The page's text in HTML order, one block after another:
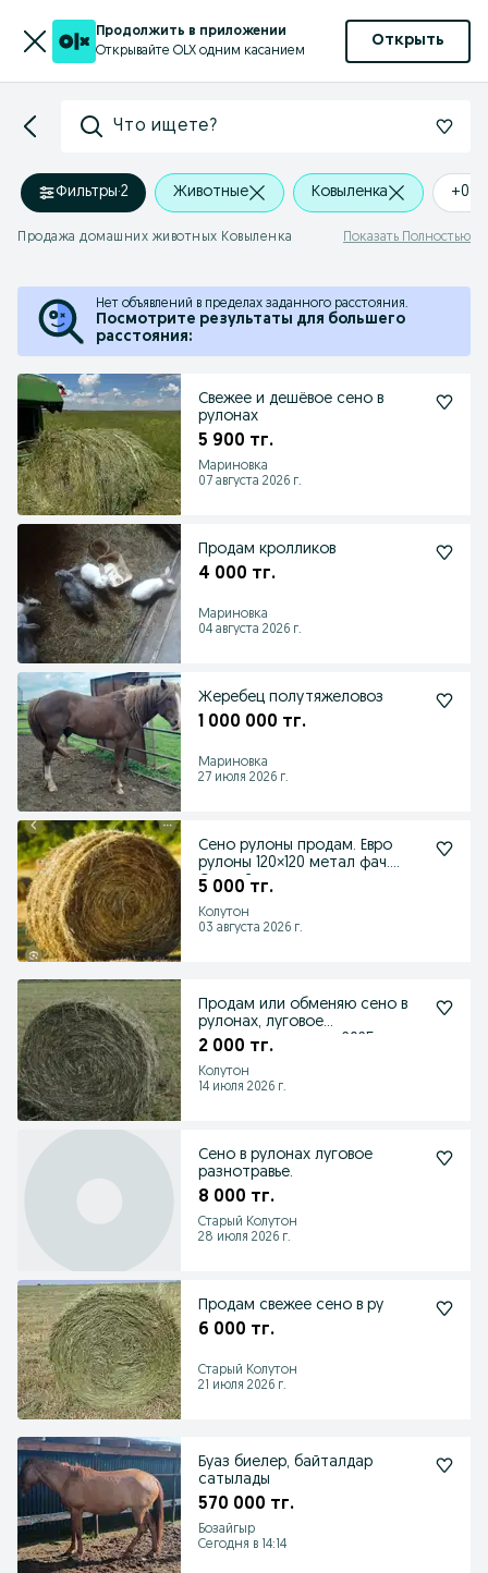
Продолжить в приложении
Открывайте OLX одним касанием
Открыть
Что ищете?
Фильтры·2 Животные Ковыленка +0
Продажа домашних животных Ковыленка Показать Полностью
Нет объявлений в пределах заданного расстояния.
Посмотрите результаты для большего
расстояния:
Свежее и дешёвое сено в
рулонах
5 900 тг.
Мариновка
07 августа 2026 г.
Продам кролликов
4 000 тг.
Мариновка
04 августа 2026 г.
Жеребец полутяжеловоз
1 000 000 тг.
Мариновка
27 июля 2026 г.
Сено рулоны продам. Евро
рулоны 120×120 метал фач.
Свежий покос ,ра
5 000 тг.
Колутон
03 августа 2026 г.
Продам или обменяю сено в
рулонах, луговое
разнотравье,покос 2025года
2 000 тг.
Колутон
14 июля 2026 г.
Сено в рулонах луговое
разнотравье.
8 000 тг.
Старый Колутон
28 июля 2026 г.
Продам свежее сено в ру
6 000 тг.
Старый Колутон
21 июля 2026 г.
Буаз биелер, байталдар
сатылады
570 000 тг.
Бозайгыр
Сегодня в 14:14